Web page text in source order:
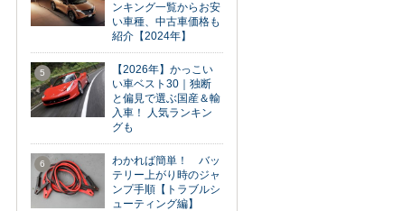
ンキング一覧からお安
い車種、中古車価格も
紹介【2024年】
5
【2026年】かっこい
い車ベスト30｜独断
と偏見で選ぶ国産＆輸
入車！ 人気ランキン
グも
6
わかれば簡単！ バッ
テリー上がり時のジャ
ンプ手順【トラブルシ
ューティング編】